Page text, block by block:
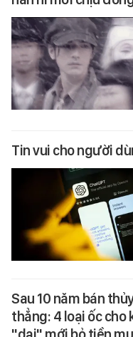
Tin vui cho người
Sau 10 năm bán
thẳng: 4 loại ốc cho